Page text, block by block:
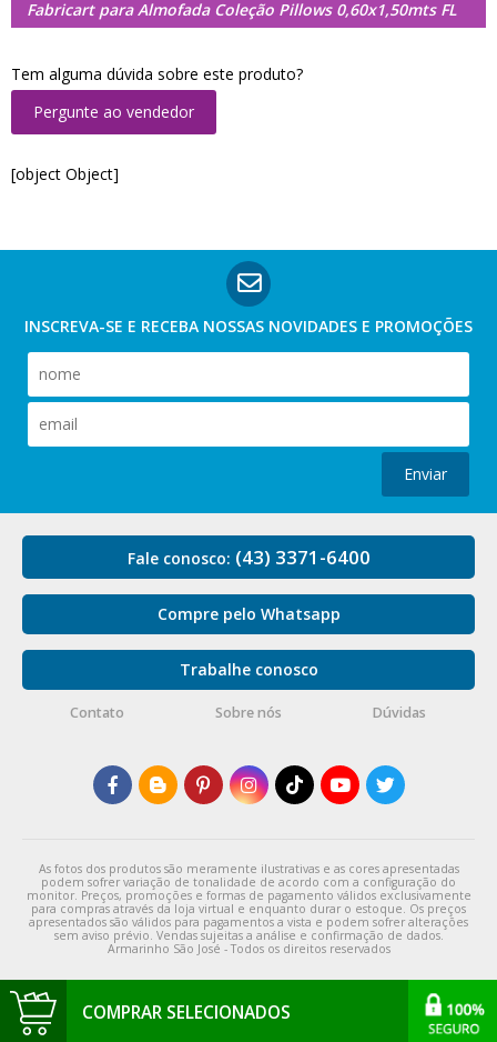
COMPRAR SELECIONADOS
Fabricart para Almofada Coleção Pillows 0,60x1,50mts FL
Tem alguma dúvida sobre este produto?
Pergunte ao vendedor
[object Object]
INSCREVA-SE E RECEBA NOSSAS NOVIDADES E PROMOÇÕES
Enviar
Fale conosco: (43) 3371-6400
Compre pelo Whatsapp
Trabalhe conosco
Contato Sobre nós Dúvidas
As fotos dos produtos são meramente ilustrativas e as cores apresentadas
podem sofrer variação de tonalidade de acordo com a configuração do
monitor. Preços, promoções e formas de pagamento válidos exclusivamente
para compras através da loja virtual e enquanto durar o estoque. Os preços
apresentados são válidos para pagamentos a vista e podem sofrer alterações
sem aviso prévio. Vendas sujeitas a análise e confirmação de dados.
Armarinho São José - Todos os direitos reservados